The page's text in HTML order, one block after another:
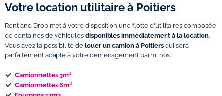
Votre location utilitaire à Poitiers
Rent and Drop met à votre disposition une flotte d'utilitaires composée
de centaines de véhicules disponibles immédiatement à la location.
Vous avez la possibilité de louer un camion à Poitiers qui sera
parfaitement adapté à votre déménagement parmi nos :
Camionnettes 3m³
Camionnettes 6m³